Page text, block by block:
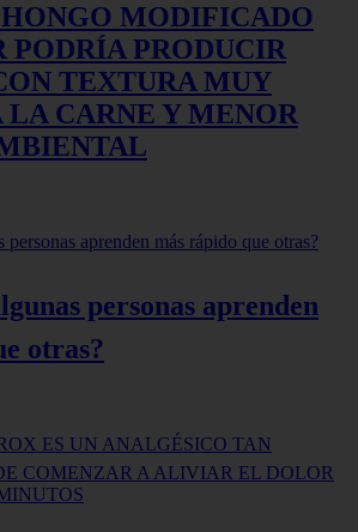
MODIFICADO
PODRÍA PRODUCIR
TEXTURA MUY
LA CARNE Y MENOR
personas aprenden
otras?